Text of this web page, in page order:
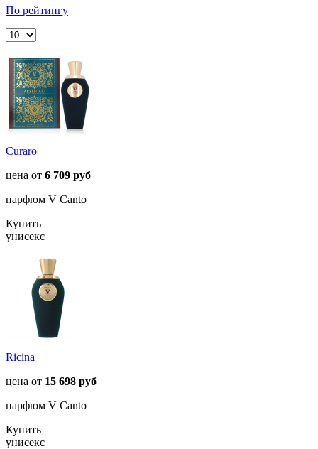
По рейтингу
Curaro
цена от 6 709 руб
парфюм V Canto
Купить
унисекс
Ricina
цена от 15 698 руб
парфюм V Canto
Купить
унисекс